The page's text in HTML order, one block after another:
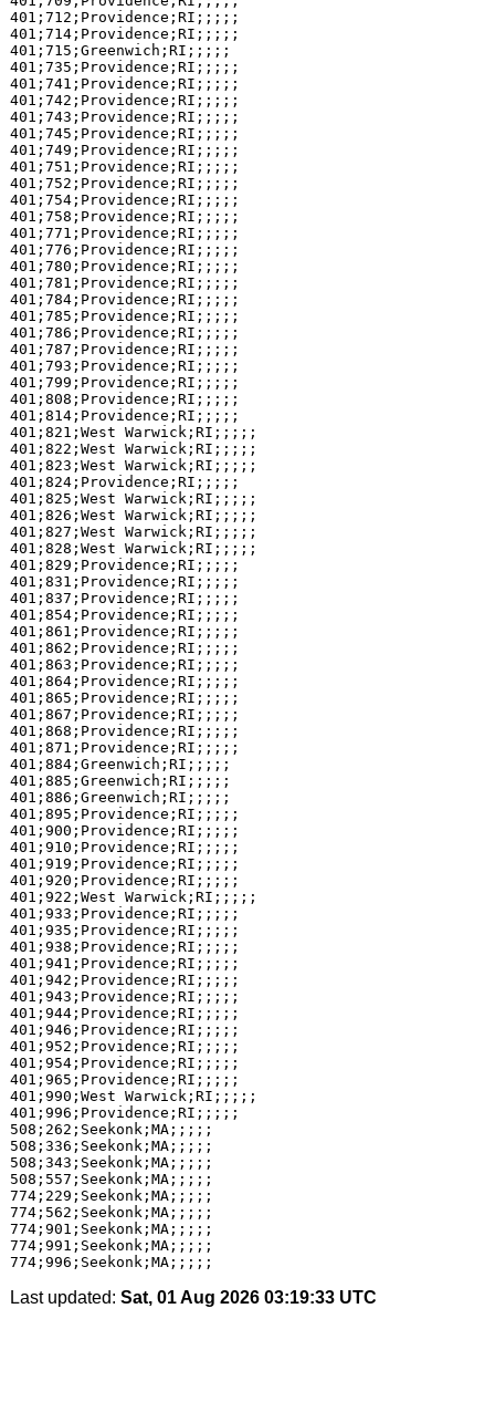
401;712;Providence;RI;;;;;
401;714;Providence;RI;;;;;
401;715;Greenwich;RI;;;;;
401;735;Providence;RI;;;;;
401;741;Providence;RI;;;;;
401;742;Providence;RI;;;;;
401;743;Providence;RI;;;;;
401;745;Providence;RI;;;;;
401;749;Providence;RI;;;;;
401;751;Providence;RI;;;;;
401;752;Providence;RI;;;;;
401;754;Providence;RI;;;;;
401;758;Providence;RI;;;;;
401;771;Providence;RI;;;;;
401;776;Providence;RI;;;;;
401;780;Providence;RI;;;;;
401;781;Providence;RI;;;;;
401;784;Providence;RI;;;;;
401;785;Providence;RI;;;;;
401;786;Providence;RI;;;;;
401;787;Providence;RI;;;;;
401;793;Providence;RI;;;;;
401;799;Providence;RI;;;;;
401;808;Providence;RI;;;;;
401;814;Providence;RI;;;;;
401;821;West Warwick;RI;;;;;
401;822;West Warwick;RI;;;;;
401;823;West Warwick;RI;;;;;
401;824;Providence;RI;;;;;
401;825;West Warwick;RI;;;;;
401;826;West Warwick;RI;;;;;
401;827;West Warwick;RI;;;;;
401;828;West Warwick;RI;;;;;
401;829;Providence;RI;;;;;
401;831;Providence;RI;;;;;
401;837;Providence;RI;;;;;
401;854;Providence;RI;;;;;
401;861;Providence;RI;;;;;
401;862;Providence;RI;;;;;
401;863;Providence;RI;;;;;
401;864;Providence;RI;;;;;
401;865;Providence;RI;;;;;
401;867;Providence;RI;;;;;
401;868;Providence;RI;;;;;
401;871;Providence;RI;;;;;
401;884;Greenwich;RI;;;;;
401;885;Greenwich;RI;;;;;
401;886;Greenwich;RI;;;;;
401;895;Providence;RI;;;;;
401;900;Providence;RI;;;;;
401;910;Providence;RI;;;;;
401;919;Providence;RI;;;;;
401;920;Providence;RI;;;;;
401;922;West Warwick;RI;;;;;
401;933;Providence;RI;;;;;
401;935;Providence;RI;;;;;
401;938;Providence;RI;;;;;
401;941;Providence;RI;;;;;
401;942;Providence;RI;;;;;
401;943;Providence;RI;;;;;
401;944;Providence;RI;;;;;
401;946;Providence;RI;;;;;
401;952;Providence;RI;;;;;
401;954;Providence;RI;;;;;
401;965;Providence;RI;;;;;
401;990;West Warwick;RI;;;;;
401;996;Providence;RI;;;;;
508;262;Seekonk;MA;;;;;
508;336;Seekonk;MA;;;;;
508;343;Seekonk;MA;;;;;
508;557;Seekonk;MA;;;;;
774;229;Seekonk;MA;;;;;
774;562;Seekonk;MA;;;;;
774;901;Seekonk;MA;;;;;
774;991;Seekonk;MA;;;;;
Last updated: Sat, 01 Aug 2026 03:19:33 UTC